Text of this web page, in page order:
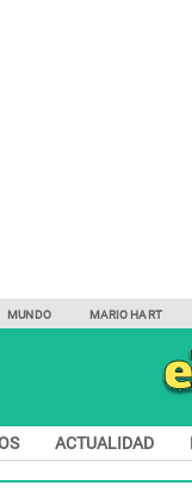
MUNDO MARIO HART
ACTUALIDAD